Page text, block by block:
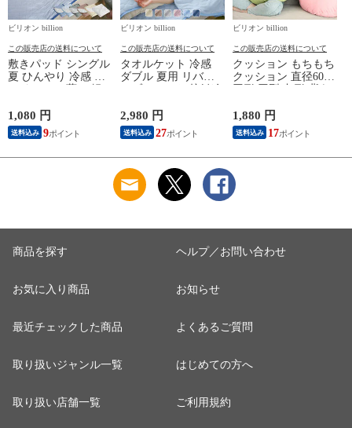
ビリオン billion
この販売店の送料について
敷きパッド シングル
夏 ひんやり 冷感 パ
パッド シーツ シン
グルサイズ 【ネイビ
ー】
1,080 円
送料込み 9
ビリオン billion
この販売店の送料について
タオルケット 冷感
ダブル 夏用 リバー
max0.43 【アイスブ
ルー】
2,980 円
送料込み 27
ビリオン billion
この販売店の送料について
クッション もちもち
クッション 直径60cm
ロファイバー 洗える
60×60cm 【アイボリ
ー】
1,880 円
送料込み 17
商品を探す
お気に入り商品
最近チェックした商品
取り扱いジャンル一覧
取り扱い店舗一覧
ヘルプ／お問い合わせ
お知らせ
よくあるご質問
はじめての方へ
ご利用規約